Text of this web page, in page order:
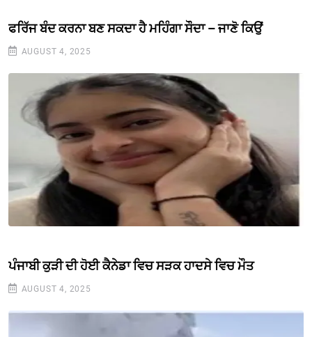
ਫਰਿੱਜ ਬੰਦ ਕਰਨਾ ਬਣ ਸਕਦਾ ਹੈ ਮਹਿੰਗਾ ਸੌਦਾ – ਜਾਣੋ ਕਿਉਂ
AUGUST 4, 2025
ਪੰਜਾਬੀ ਕੁੜੀ ਦੀ ਹੋਈ ਕੈਨੇਡਾ ਵਿਚ ਸੜਕ ਹਾਦਸੇ ਵਿਚ ਮੌਤ
AUGUST 4, 2025